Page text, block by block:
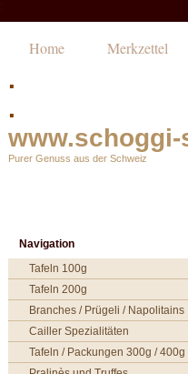
:
Home Merkzettel
.
.
www.schoggi-
Purer Genuss aus der Schweiz
Navigation
Tafeln 100g
Tafeln 200g
Branches / Prügeli / Napolitains
Cailler Spezialitäten
Tafeln / Packungen 300g / 400g